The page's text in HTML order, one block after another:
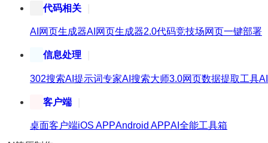
代码相关
AI网页生成器AI网页生成器2.0代码竞技场网页一键部署
信息处理
302搜索AI提示词专家AI搜索大师3.0网页数据提取工具
客户端
桌面客户端iOS APPAndroid APPAI全能工具箱